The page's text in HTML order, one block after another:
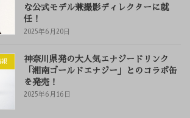
な公式モデル兼撮影ディレクターに就
任！
2025年6月20日
報
神奈川県発の大人気エナジードリンク
「湘南ゴールドエナジー」とのコラボ缶
を発売！
2025年6月16日